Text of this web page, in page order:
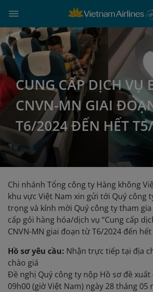
CUNG CẤP DỊCH VỤ
CNVN-MN GIAI
T6/2024 ĐẾN HẾT
Chi nhánh Tổng công ty Hàng không
khu vực Việt Nam xin gửi tới Quý công
trọng và kính mời Quý công ty tham
cấp gói hàng hóa/dịch vụ “Cung cấp
CNVN-MN giai đoạn từ T6/2024 đến hết
Hồ sơ yêu cầu: Nhận trực tiếp tại địa
chào giá
Đề nghị Quý công ty nộp Hồ sơ đề
09h00 (giờ Việt Nam) ngày 28 tháng 05